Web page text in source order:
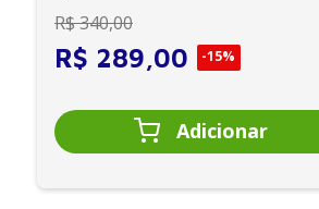
R$340,00
R$ 289,00 -15%